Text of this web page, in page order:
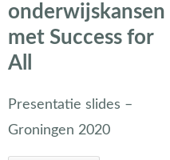
onderwijskansen
met Success for
All
Presentatie slides –
Groningen 2020